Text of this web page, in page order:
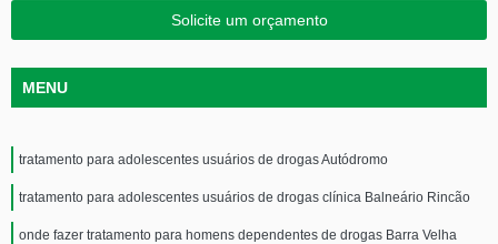
Solicite um orçamento
MENU
tratamento para adolescentes usuários de drogas Autódromo
tratamento para adolescentes usuários de drogas clínica Balneário Rincão
onde fazer tratamento para homens dependentes de drogas Barra Velha